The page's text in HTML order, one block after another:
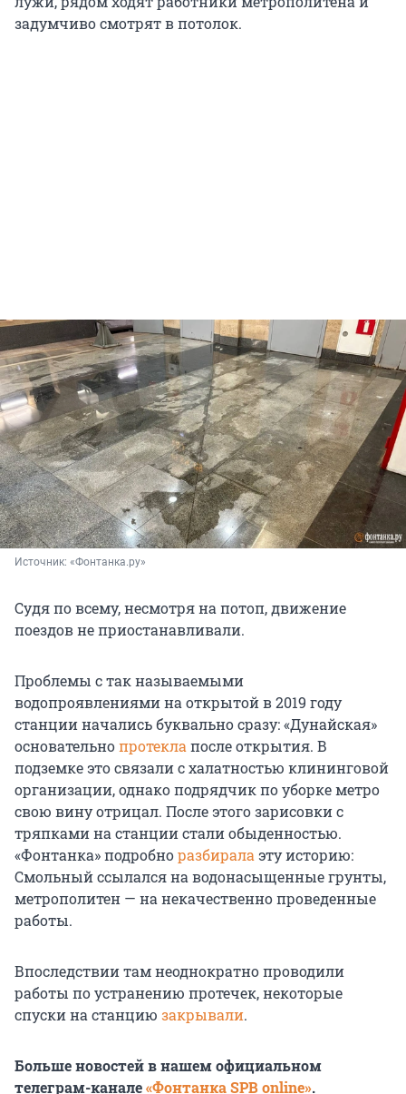
задумчиво смотрят в потолок.
Источник: «Фонтанка.ру»
Судя по всему, несмотря на потоп, движение
поездов не приостанавливали.
Проблемы с так называемыми
водопроявлениями на открытой в 2019 году
станции начались буквально сразу: «Дунайская»
основательнопротекла после открытия. В
подземке это связали с халатностью клининговой
организации, однако подрядчик по уборке метро
свою вину отрицал. После этого зарисовки с
тряпками на станции стали обыденностью.
«Фонтанка» подробноразбирала эту историю:
Смольный ссылался на водонасыщенные грунты,
метрополитен — на некачественно проведенные
работы.
Впоследствии там неоднократно проводили
работы по устранению протечек, некоторые
спуски на станцию закрывали.
Больше новостей в нашем официальном
телеграм-канале«Фонтанка SPB online».